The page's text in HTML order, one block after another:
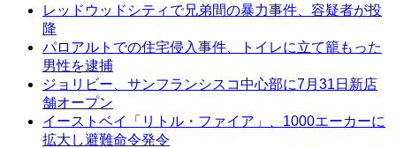
レッドウッドシティで兄弟間の暴力事件、容疑者が投
降
パロアルトでの住宅侵入事件、トイレに立て籠もった
男性を逮捕
ジョリビー、サンフランシスコ中心部に7月31日新店
舗オープン
イーストベイ「リトル・ファイア」、1000エーカーに
拡大し避難命令発令